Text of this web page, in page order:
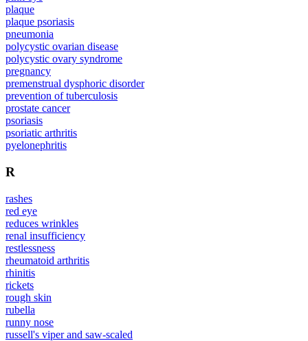
plaque
plaque psoriasis
pneumonia
polycystic ovarian disease
polycystic ovary syndrome
pregnancy
premenstrual dysphoric disorder
prevention of tuberculosis
prostate cancer
psoriasis
psoriatic arthritis
pyelonephritis
R
rashes
red eye
reduces wrinkles
renal insufficiency
restlessness
rheumatoid arthritis
rhinitis
rickets
rough skin
rubella
runny nose
russell's viper and saw-scaled